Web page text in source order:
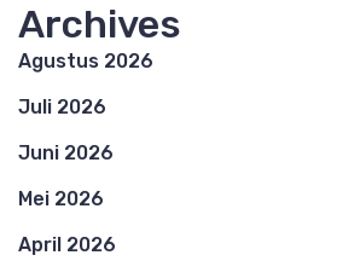
Archives
Agustus 2026
Juli 2026
Juni 2026
Mei 2026
April 2026